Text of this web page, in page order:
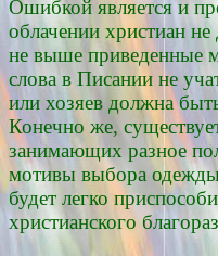
Ошибкой является и
облачении христиан
не выше приведенные
слова в Писании не
или хозяев должна
Конечно же,
занимающих разное
мотивы выбора
будет легко
христианского